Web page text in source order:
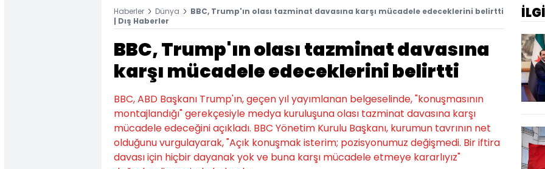
Haberler Dünya
BBC, Trump'ın olası tazminat davasına karşı mücadele edeceklerini belirtti
| Dış Haberler
BBC, Trump'ın olası tazminat davasına
karşı mücadele edeceklerini belirtti
BBC, ABD Başkanı Trump'ın, geçen yıl yayımlanan belgeselinde, "konuşmasının
montajlandığı" gerekçesiyle medya kuruluşuna olası tazminat davasına karşı
mücadele edeceğini açıkladı. BBC Yönetim Kurulu Başkanı, kurumun tavrının net
olduğunu vurgulayarak, "Açık konuşmak isterim; pozisyonumuz değişmedi. Bir iftira
davası için hiçbir dayanak yok ve buna karşı mücadele etmeye kararlıyız"